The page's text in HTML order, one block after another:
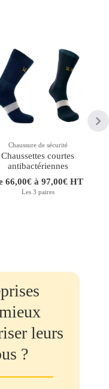
Chaussure de sécurité
Chaussettes courtes
antibactériennes
66,00€ à 97,00€ HT
Les 3 paires
leurs
?